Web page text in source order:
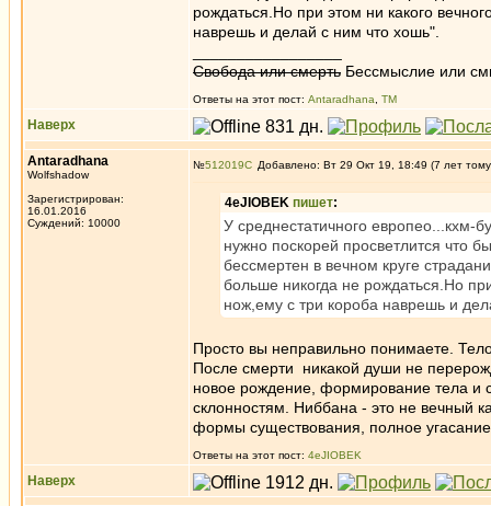
рождаться.Но при этом ни какого
наврешь и делай с ним что хошь".
Свобода или смерть Бессмыслие или
Ответы на этот пост: Antaradhana ТМ
Наверх
Antaradhana
Wolfshadow
Зарегистрирован:
16.01.2016
Суждений: 10000
№512019 Добавлено: Вт 29 Окт 19, 18:49 (7 лет
4eJIOBEK пишет:
У среднестатичного европео...кхм-
нужно поскорей просветлится что
бессмертен в вечном круге
больше никогда не рождаться.Но
нож,ему с три короба наврешь и
Просто вы неправильно понимаете.
После смерти никакой души не
новое рождение, формирование тела и
склонностям. Ниббана - это не вечный
формы существования, полное
Ответы на этот пост: 4eJIOBEK
Наверх